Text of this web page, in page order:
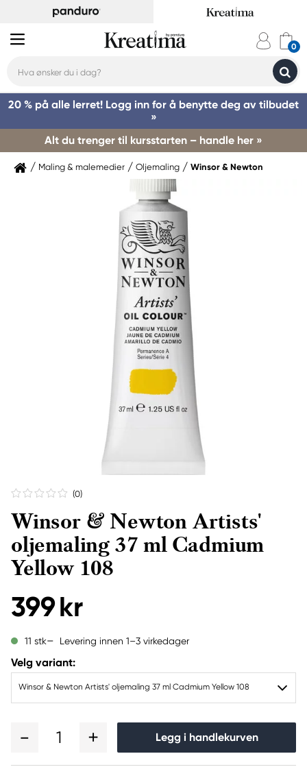
20 % på alle lerret! Logg inn for å benytte deg av tilbudet
»
Alt du trenger til kursstarten – handle her »
Maling & malemedier Oljemaling Winsor & Newton
(0)
Winsor & Newton Artists'
oljemaling 37 ml Cadmium
Yellow 108
399 kr
11 stk Levering innen 1–3 virkedager
Velg variant:
Winsor & Newton Artists' oljemaling 37 ml Cadmium Yellow 108
1 Legg i handlekurven